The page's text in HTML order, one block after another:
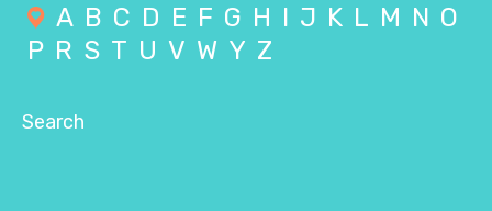
A B C D E F G H I J K L M N O
P R S T U V W Y Z
Search